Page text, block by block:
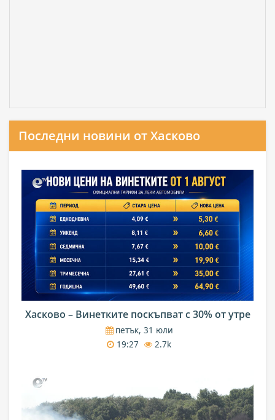
Последни новини от Хасково
Хасково – Винетките поскъпват с 30% от утре
петък, 31 юли
19:27
2.7k